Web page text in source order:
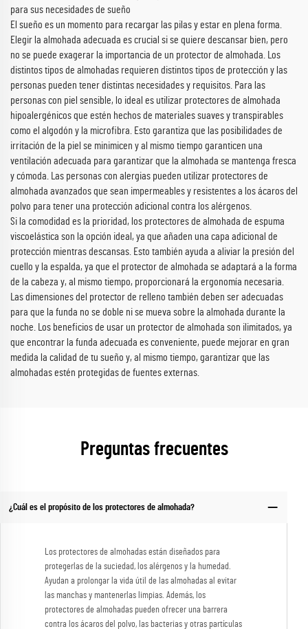
para sus necesidades de sueño
El sueño es un momento para recargar las pilas y estar en plena forma.
Elegir la almohada adecuada es crucial si se quiere descansar bien, pero
no se puede exagerar la importancia de un protector de almohada. Los
distintos tipos de almohadas requieren distintos tipos de protección y las
personas pueden tener distintas necesidades y requisitos. Para las
personas con piel sensible, lo ideal es utilizar protectores de almohada
hipoalergénicos que estén hechos de materiales suaves y transpirables
como el algodón y la microfibra. Esto garantiza que las posibilidades de
irritación de la piel se minimicen y al mismo tiempo garanticen una
ventilación adecuada para garantizar que la almohada se mantenga fresca
y cómoda. Las personas con alergias pueden utilizar protectores de
almohada avanzados que sean impermeables y resistentes a los ácaros del
polvo para tener una protección adicional contra los alérgenos.
Si la comodidad es la prioridad, los protectores de almohada de espuma
viscoelástica son la opción ideal, ya que añaden una capa adicional de
protección mientras descansas. Esto también ayuda a aliviar la presión del
cuello y la espalda, ya que el protector de almohada se adaptará a la forma
de la cabeza y, al mismo tiempo, proporcionará la ergonomía necesaria.
Las dimensiones del protector de relleno también deben ser adecuadas
para que la funda no se doble ni se mueva sobre la almohada durante la
noche. Los beneficios de usar un protector de almohada son ilimitados, ya
que encontrar la funda adecuada es conveniente, puede mejorar en gran
medida la calidad de tu sueño y, al mismo tiempo, garantizar que las
almohadas estén protegidas de fuentes externas.
Preguntas frecuentes
¿Cuál es el propósito de los protectores de almohada?
Los protectores de almohadas están diseñados para
protegerlas de la suciedad, los alérgenos y la humedad.
Ayudan a prolongar la vida útil de las almohadas al evitar
las manchas y mantenerlas limpias. Además, los
protectores de almohadas pueden ofrecer una barrera
contra los ácaros del polvo, las bacterias y otras partículas